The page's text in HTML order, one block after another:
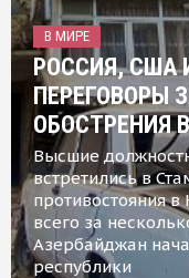
В МИРЕ
РОССИЯ, США
ПЕРЕГОВОРЫ
ОБОСТРЕНИЯ
Высшие
встретились в
противостояния
всего за
Азербайджан
республики